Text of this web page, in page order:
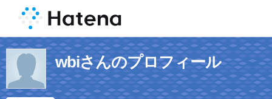
wbiさんのプロフィール